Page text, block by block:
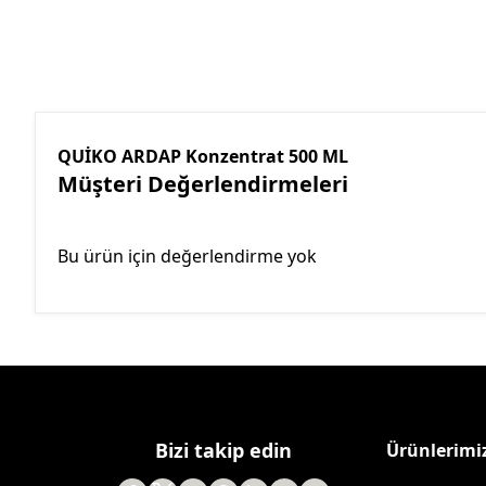
QUİKO ARDAP Konzentrat 500 ML
Müşteri Değerlendirmeleri
Bu ürün için değerlendirme yok
Bizi takip edin